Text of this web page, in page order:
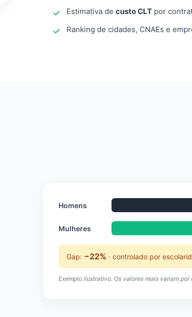
Estimativa de custo CLT por
Ranking de cidades, CNAEs e
Homens
Mulheres
Gap: −22% · controlado por
Exemplo ilustrativo. Os valores reais variam por